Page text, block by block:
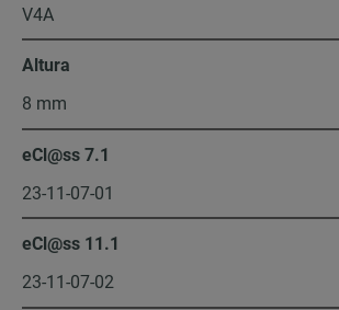
V4A
Altura
8 mm
eCl@ss 7.1
23-11-07-01
eCl@ss 11.1
23-11-07-02